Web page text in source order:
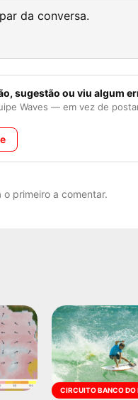
da conversa.
sugestão ou viu algum
Waves — em vez de
o primeiro a comentar.
CIRCUITO BANCO DO